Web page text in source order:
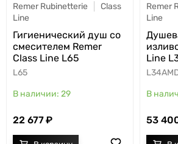
Remer Rubinetterie
Class
Line
Гигиенический душ со
смесителем Remer
Сlass Line L65
L65
29
22 677
Remer
Line
Line
53